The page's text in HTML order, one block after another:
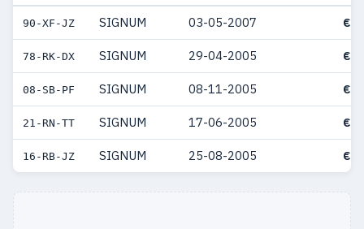
90-XF-JZ SIGNUM 03-05-2007 €
78-RK-DX SIGNUM 29-04-2005 €
08-SB-PF SIGNUM 08-11-2005 €
21-RN-TT SIGNUM 17-06-2005 €
16-RB-JZ SIGNUM 25-08-2005 €